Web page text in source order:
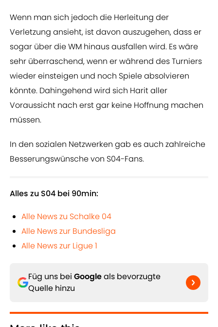
Wenn man sich jedoch die Herleitung der
Verletzung ansieht, ist davon auszugehen, dass er
sogar über die WM hinaus ausfallen wird. Es wäre
sehr überraschend, wenn er während des Turniers
wieder einsteigen und noch Spiele absolvieren
könnte. Dahingehend wird sich Harit aller
Voraussicht nach erst gar keine Hoffnung machen
müssen.
In den sozialen Netzwerken gab es auch zahlreiche
Besserungswünsche von S04-Fans.
Alles zu S04 bei 90min:
Alle News zu Schalke 04
Alle News zur Bundesliga
Alle News zur Ligue 1
Füg uns bei Googleals bevorzugte
Quelle hinzu